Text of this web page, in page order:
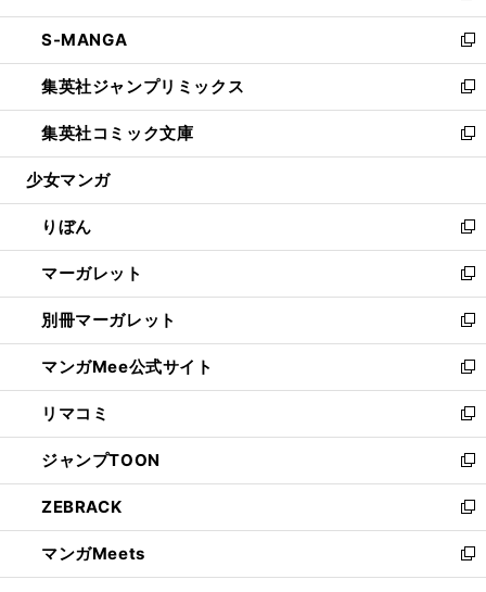
開
く
ウ
で
開
く
ン
ド
ウ
で
開
く
ウ
ィ
ン
ド
ウ
で
開
し
い
ウ
ィ
ン
ド
ウ
開
く
S-MANGA
新
し
い
ウ
ィ
ン
ウ
で
開
く
集英社ジャンプリミックス
新
し
い
ウ
ン
ド
ウ
で
開
く
集英社コミック文庫
新
し
ウ
ィ
ン
ド
ウ
で
開
く
少女マンガ
りぼん
新
し
い
ウ
ィ
ン
ド
ウ
で
開
く
マーガレット
新
し
い
ウ
ィ
ン
ド
ウ
で
開
く
別冊マーガレット
新
し
い
ウ
ィ
ン
ド
ウ
で
開
く
マンガMee公式サイト
新
し
い
ウ
ィ
ン
ド
ウ
で
開
リマコミ
新
し
い
ウ
ィ
ン
ド
ウ
ジャンプTOON
新
し
い
ウ
ィ
ン
ZEBRACK
新
し
い
ウ
マンガMeets
新
し